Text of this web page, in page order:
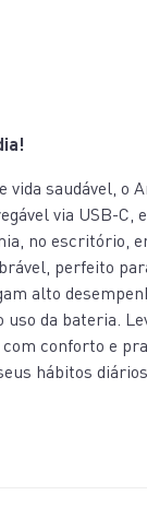
vida saudável, o
via USB-C,
no escritório,
perfeito
alto
da bateria.
conforto e
hábitos